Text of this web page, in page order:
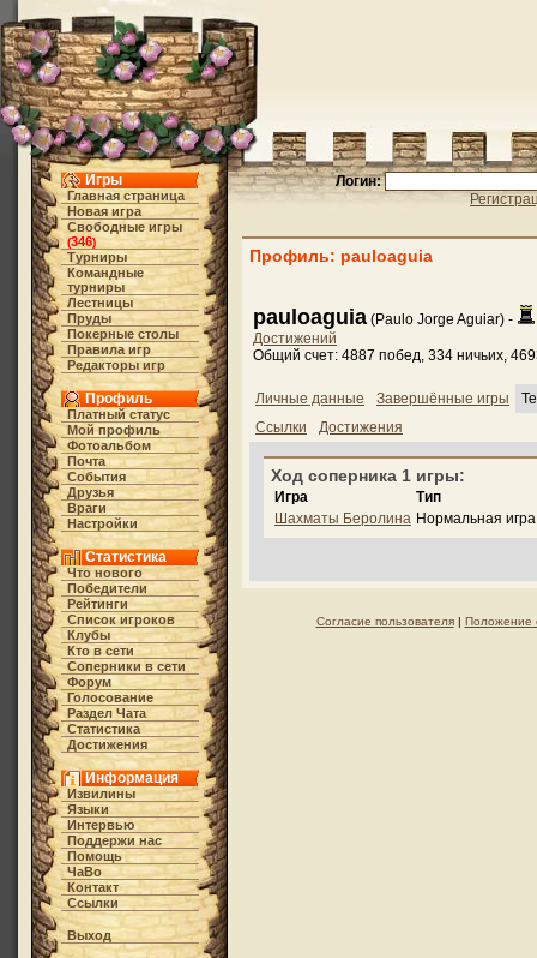
Игры
Главная страница
Новая игра
Свободные игры
(346)
Турниры
Командные
турниры
Лестницы
Пруды
Покерные столы
Правила игр
Редакторы игр
Профиль
Платный статус
Мой профиль
Фотоальбом
Почта
События
Друзья
Враги
Настройки
Статистика
Что нового
Победители
Рейтинги
Список игроков
Клубы
Кто в cети
Соперники в сети
Форум
Голосование
Раздел Чата
Статистика
Достижения
Информация
Извилины
Языки
Интервью
Поддержи нас
Помощь
ЧаВо
Контакт
Ссылки
Выход
Логин:
Профиль: pauloaguia
pauloaguia (Paulo Jorge Aguiar) -
Достижений
Общий счет: 4887 побед, 334 ничьих,
Личные данные Завершённые игры
Ссылки
Достижения
Ход соперника 1 игры:
Игра
Тип
Шахматы Беролина Нормальная игра
Согласие пользователя| Положение